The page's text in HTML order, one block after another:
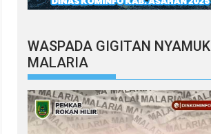
WASPADA GIGITAN NYAMUK
MALARIA